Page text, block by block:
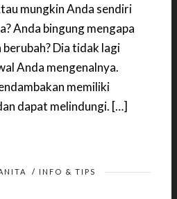
mungkin Anda sendiri
Anda bingung mengapa
Dia tidak lagi
Anda mengenalnya.
memiliki
dapat melindungi. […]
/ INFO & TIPS